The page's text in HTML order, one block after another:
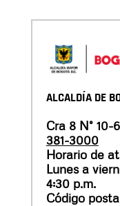
ALCALDÍA DE
Cra 8 N° 10-
381-3000
Horario de
Lunes a
4:30 p.m.
Código postal: